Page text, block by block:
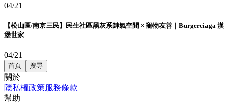
04/21
【松山區/南京三民】民生社區黑灰系帥氣空間 × 寵物友善｜Burgerciaga 漢
堡世家
04/21
首頁 搜尋
關於
隱私權政策服務條款
幫助